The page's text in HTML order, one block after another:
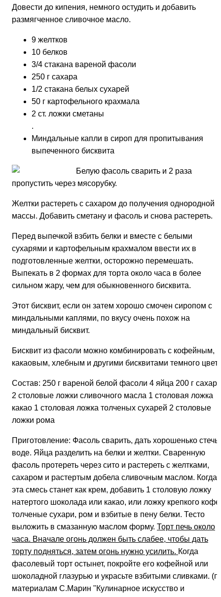
Довести до кипения, немного остудить и добавить
размягченное сливочное масло.
9 желтков
10 белков
3/4 стакана вареной фасоли
250 г сахара
1/2 стакана белых сухарей
50 г картофельного крахмала
2 ст. ложки сметаны
.
Миндальные капли в сироп для пропитывания
выпеченного бисквита
Белую фасоль сварить и 2 раза
пропустить через мясорубку.
Желтки растереть с сахаром до получения однородной
массы. Добавить сметану и фасоль и снова растереть.
Перед выпечкой взбить белки и вместе с белыми
сухарями и картофельным крахмалом ввести их в
подготовленные желтки, осторожно перемешать.
Выпекать в 2 формах для торта около часа в более
сильном жару, чем для обыкновенного бисквита.
Этот бисквит, если он затем хорошо смочен сиропом с
миндальными каплями, по вкусу очень похож на
миндальный бисквит.
Бисквит из фасоли можно комбинировать с кофейным,
какаовым, хлебным и другими бисквитами темного
Состав: 250 г вареной белой фасоли 4 яйца 200 г сахара
2 столовые ложки сливочного масла 1 столовая ложка
какао 1 столовая ложка толченых сухарей 2 столовые
ложки рома
Приготовление: Фасоль сварить, дать хорошенько стечь
воде. Яйца разделить на белки и желтки. Сваренную
фасоль протереть через сито и растереть с желтками,
сахаром и растертым добела сливочным маслом. Когда
эта смесь станет как крем, добавить 1 столовую ложку
натертого шоколада или какао, или ложку крепкого
толченые сухари, ром и взбитые в пену белки. Тесто
выложить в смазанную маслом форму. Торт печь около
часа. Вначале огонь должен быть слабее, чтобы дать
торту подняться, затем огонь нужно усилить. Когда
фасолевый торт остынет, покройте его кофейной или
шоколадной глазурью и украсьте взбитыми сливками.
материалам С.Марин "Кулинарное искусство и